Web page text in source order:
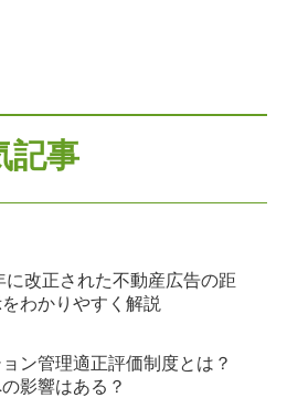
記事
に改正された不動産広告の距
わかりやすく解説
ン管理適正評価制度とは？
影響はある？